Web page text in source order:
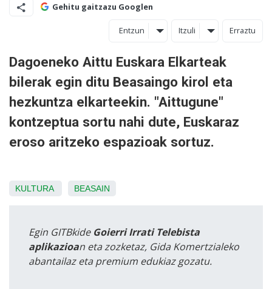
Gehitu gaitzazu Googlen
Entzun Itzuli Erraztu
Dagoeneko Aittu Euskara Elkarteak
bilerak egin ditu Beasaingo kirol eta
hezkuntza elkarteekin. "Aittugune"
kontzeptua sortu nahi dute, Euskaraz
eroso aritzeko espazioak sortuz.
KULTURA BEASAIN
Egin GITBkide Goierri Irrati Telebista
aplikazioan eta zozketaz, Gida Komertzialeko
abantailaz eta premium edukiaz gozatu.